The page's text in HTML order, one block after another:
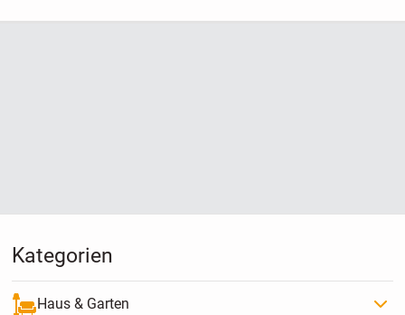
Kategorien
Haus & Garten